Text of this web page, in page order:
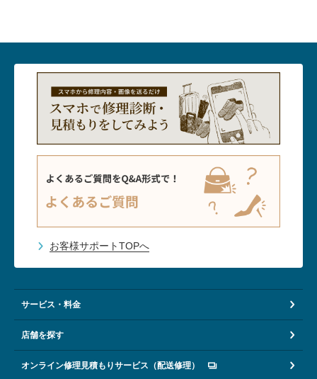
お客様サポートTOPへ
サービス・料金
店舗を探す
オンライン修理見積もりサービス（配送修理）